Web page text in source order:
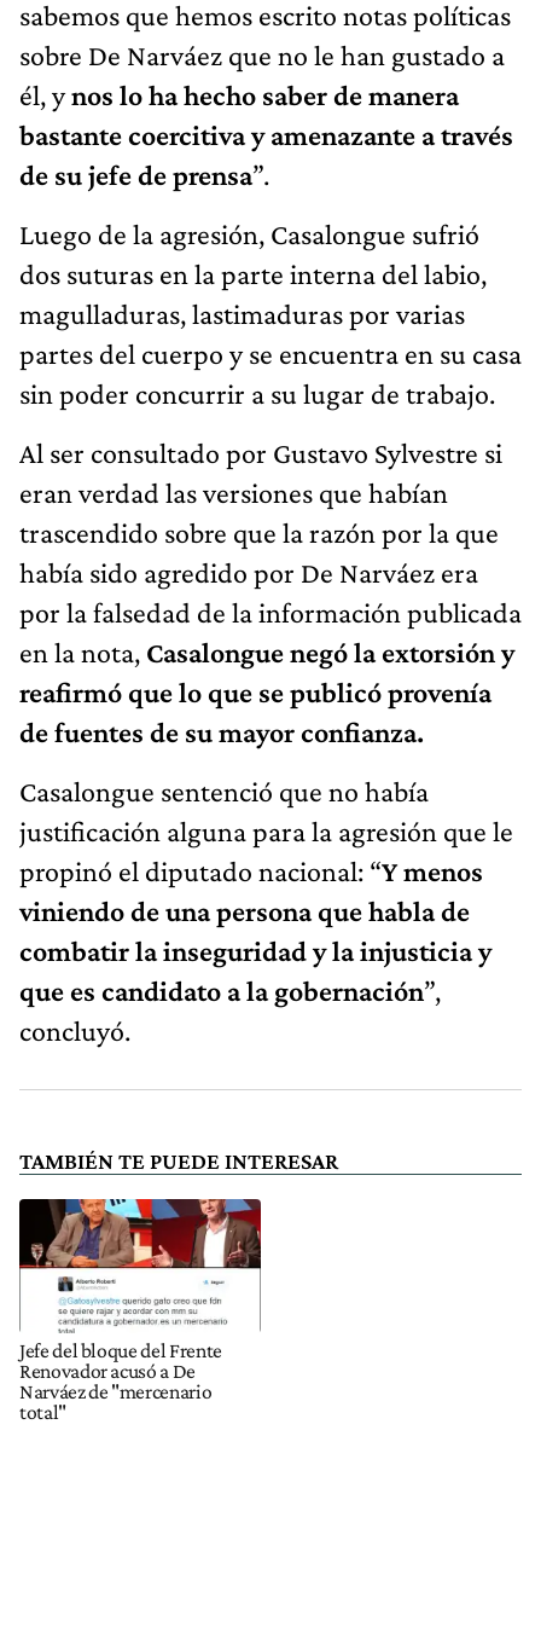
sabemos que hemos escrito notas políticas
sobre De Narváez que no le han gustado a
él, ynos lo ha hecho saber de manera
bastante coercitiva y amenazante a través
de su jefe de prensa”.
Luego de la agresión, Casalongue sufrió
dos suturas en la parte interna del labio,
magulladuras, lastimaduras por varias
partes del cuerpo y se encuentra en su casa
sin poder concurrir a su lugar de trabajo.
Al ser consultado por Gustavo Sylvestre si
eran verdad las versiones que habían
trascendido sobre que la razón por la que
había sido agredido por De Narváez era
por la falsedad de la información publicada
en la nota, Casalongue negó la extorsión y
reafirmó que lo que se publicó provenía
de fuentes de su mayor confianza.
Casalongue sentenció que no había
justificación alguna para la agresión que le
propinó el diputado nacional: “Y menos
viniendo de una persona que habla de
combatir la inseguridad y la injusticia y
que es candidato a la gobernación”,
concluyó.
TAMBIÉN TE PUEDE INTERESAR
Jefe del bloque del Frente
Renovador acusó a De
Narváez de "mercenario
total"